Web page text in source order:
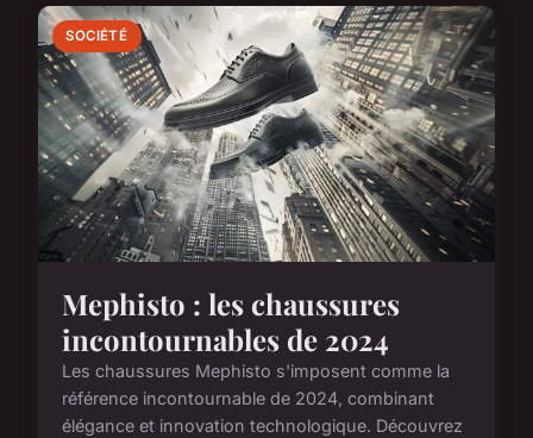
SOCIÉTÉ
Mephisto : les chaussures
incontournables de 2024
Les chaussures Mephisto s'imposent comme la
référence incontournable de 2024, combinant
élégance et innovation technologique. Découvrez